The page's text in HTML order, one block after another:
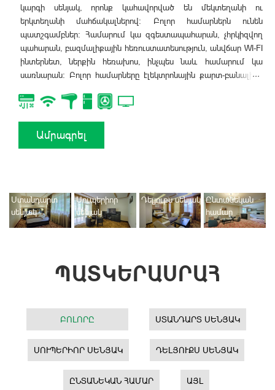
կարգի սենյակ, որոնք կահավորված են երկտեղանի
մահճակալներով: Բոլոր համարներն ունեն պատշգամբներ: Այս
հարմարավետ համարը նախատեսված է 2 անձի համար, որտեղ
կա գրասեղան և երկու բազկաթոռ: Համարում կա
զգեստապահարան, չհրկիզվող պահարան, բազմալիքային
հեռուստատեսություն, անվճար WI-FI ինտերնետ, ներքին
համարները էլեկտրոնային քարտ-բանալիով են:
ջրով, սանհանգույցի միանգամյա օգտագործման պարագաներ:
...
Ամրագրել
Ստանդարտ
սենյակ
Սուպերիոր
սենյակ
Դելյուքս սենյակ Ընտանեկան
համար
ՊԱՏԿԵՐԱՍՐԱՀ
ԲՈԼՈՐԸ ՍՏԱՆԴԱՐՏ ՍԵՆՅԱԿ
ՍՈՒՊԵՐԻՈՐ ՍԵՆՅԱԿ ԴԵԼՅՈՒՔՍ ՍԵՆՅԱԿ
ԸՆՏԱՆԵԿԱՆ ՀԱՄԱՐ ԱՅԼ